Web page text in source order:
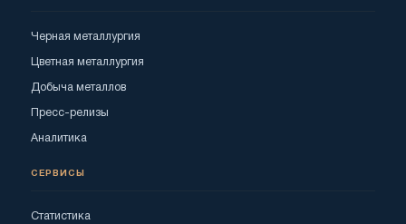
Черная металлургия
Цветная металлургия
Добыча металлов
Пресс-релизы
Аналитика
СЕРВИСЫ
Статистика